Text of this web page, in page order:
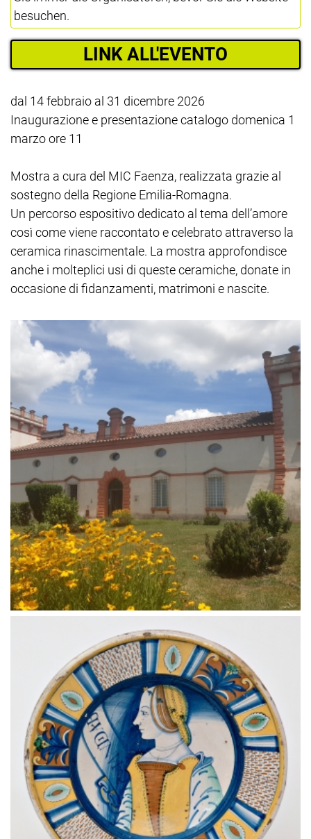
besuchen.
LINK ALL'EVENTO
dal 14 febbraio al 31 dicembre 2026
Inaugurazione e presentazione catalogo domenica 1
marzo ore 11
Mostra a cura del MIC Faenza, realizzata grazie al
sostegno della Regione Emilia-Romagna.
Un percorso espositivo dedicato al tema dell’amore
così come viene raccontato e celebrato attraverso la
ceramica rinascimentale. La mostra approfondisce
anche i molteplici usi di queste ceramiche, donate in
occasione di fidanzamenti, matrimoni e nascite.